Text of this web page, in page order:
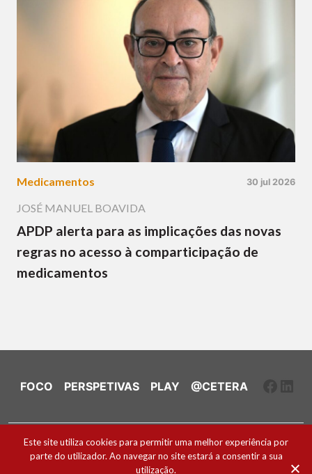
Medicamentos 30 jul 2026
JOSÉ MANUEL BOAVIDA
APDP alerta para as implicações das novas
regras no acesso à comparticipação de
medicamentos
FOCO PERSPETIVAS PLAY @CETERA
Ficha Técnica e Estatuto Editorial
Política de Cookies
Este site utiliza cookies para permitir uma melhor experiência por
parte do utilizador. Ao navegar no site estará a consentir a sua
utilização.